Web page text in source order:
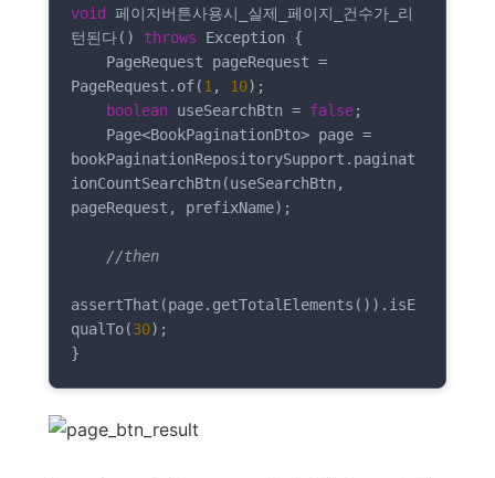
void
페이지버튼사용시_실제_페이지_건수가_리
턴된다() throws Exception {
PageRequest.of(1, 10);
boolean useSearchBtn = false;
bookPaginationRepositorySupport.paginat
ionCountSearchBtn(useSearchBtn,
pageRequest, prefixName);
//then
assertThat(page.getTotalElements()).isE
qualTo(30);
}